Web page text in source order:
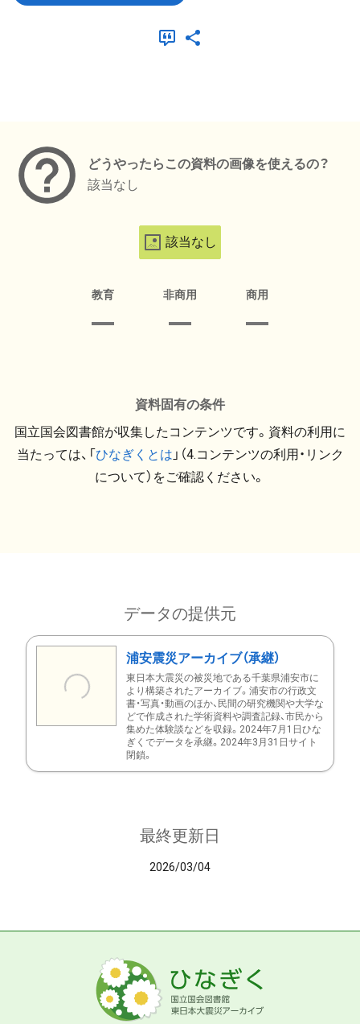
どうやったらこの資料の画像を使えるの？
該当なし
該当なし
教育 非商用 商用
資料固有の条件
国立国会図書館が収集したコンテンツです。資料の利用に
当たっては、「ひなぎくとは 」（4.コンテンツの利用・リンク
について）をご確認ください。
データの提供元
浦安震災アーカイブ（承継）
東日本大震災の被災地である千葉県浦安市に
より構築されたアーカイブ。浦安市の行政文
書・写真・動画のほか、民間の研究機関や大学な
どで作成された学術資料や調査記録、市民から
集めた体験談などを収録。2024年7月1日ひな
ぎくでデータを承継。2024年3月31日サイト
閉鎖。
最終更新日
2026/03/04